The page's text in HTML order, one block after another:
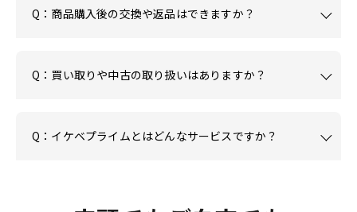
Q：商品購入後の交換や返品はできますか？
Q：買い取りや中古の取り扱いはありますか？
Q：イケベプライムとはどんなサービスですか？